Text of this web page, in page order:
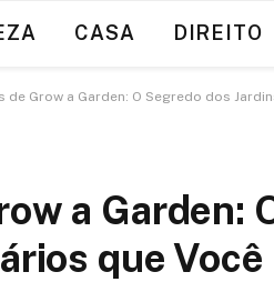
CASA DIREITO
de Grow a Garden: O Segredo dos
a Garden:
que